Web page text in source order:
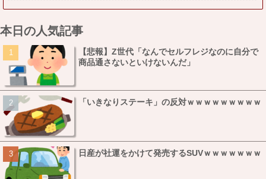
本日の人気記事
【悲報】Z世代「なんでセルフレジなのに自分で
商品通さないといけないんだ」
「いきなりステーキ」の反対ｗｗｗｗｗｗｗｗｗ
日産が社運をかけて発売するSUVｗｗｗｗｗｗｗ